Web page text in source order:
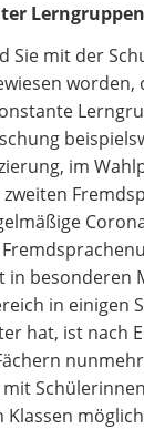
Lerngruppen
Sie mit der
worden,
im
in besonderen
in einigen
hat, ist nach